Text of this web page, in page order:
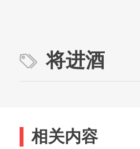
将进酒
相关内容